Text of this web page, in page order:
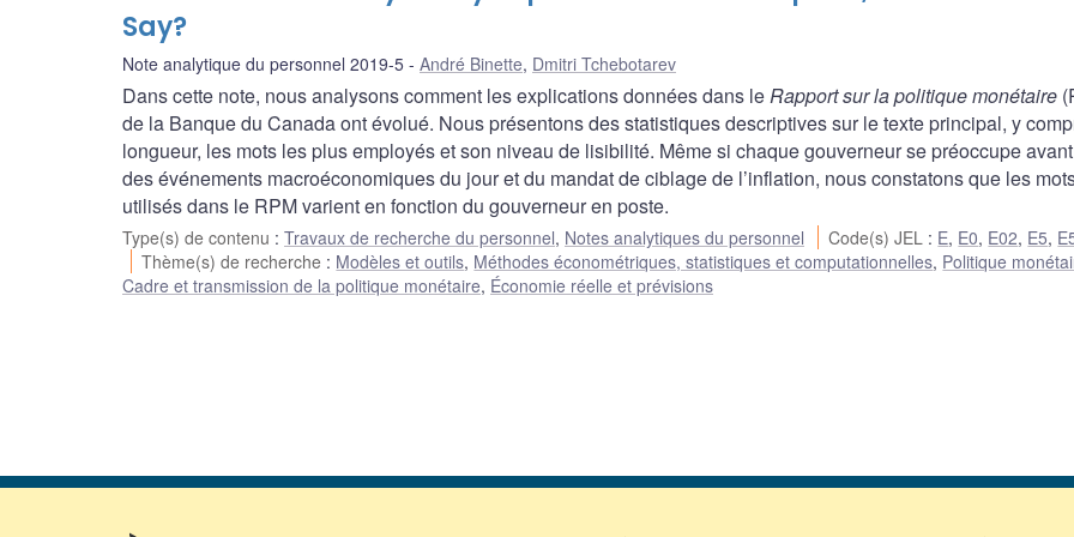
Say?
Note analytique du personnel 2019-5 André Binette, Dmitri Tchebotarev
Dans cette note, nous analysons comment les explications données dans leRapport sur la politique monétaire
de la Banque du Canada ont évolué. Nous présentons des statistiques descriptives sur le texte principal, y
longueur, les mots les plus employés et son niveau de lisibilité. Même si chaque gouverneur se préoccupe
des événements macroéconomiques du jour et du mandat de ciblage de l’inflation, nous constatons que les
utilisés dans le RPM varient en fonction du gouverneur en poste.
Type(s) de contenu : Travaux de recherche du personnel, Notes analytiques du personnel Code(s) JEL : E, E0, E02, E5,
Thème(s) de recherche : Modèles et outils, Méthodes économétriques, statistiques et computationnelles, Politique
Cadre et transmission de la politique monétaire, Économie réelle et prévisions